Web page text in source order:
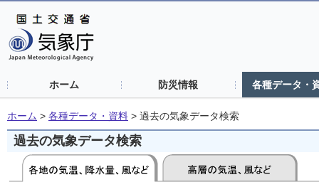
ホーム 防災情報 各種データ・
ホーム > 各種データ・資料 > 過去の気象データ検索
過去の気象データ検索